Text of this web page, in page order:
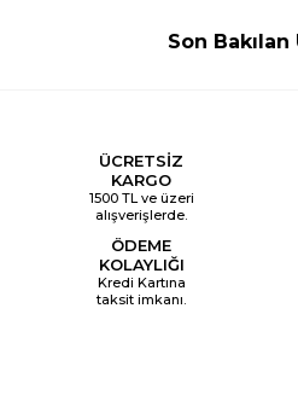
Son
ÜCRETSİZ
KARGO
1500 TL ve üzeri
alışverişlerde.
ÖDEME
KOLAYLIĞI
Kredi Kartına
taksit imkanı.